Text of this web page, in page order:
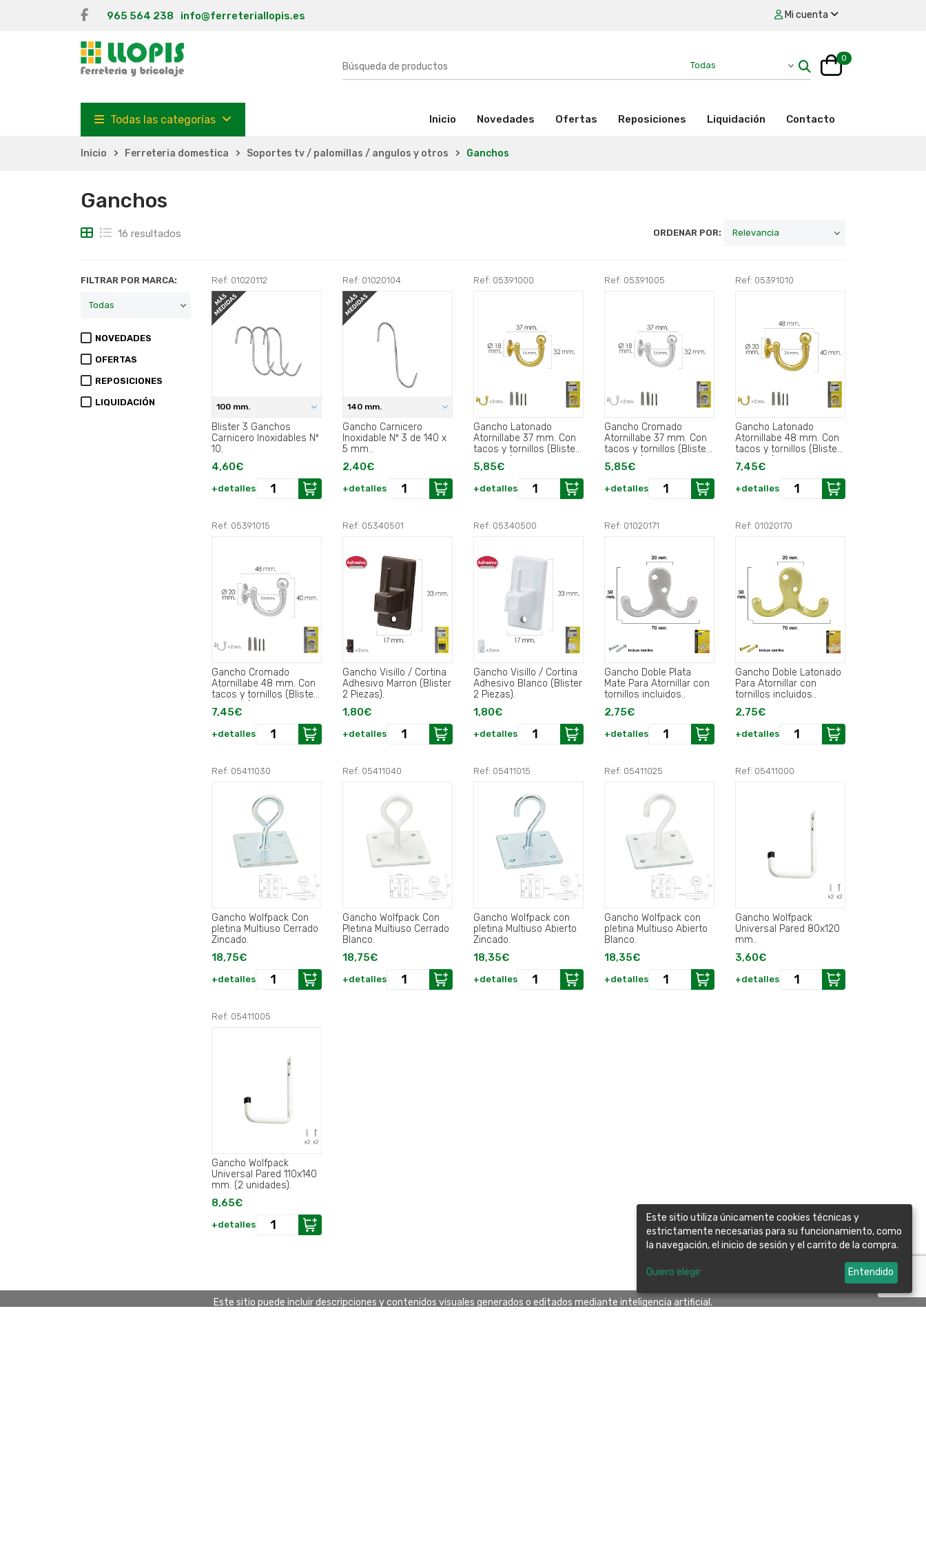
965 564 238 info@ferreteriallopis.es Mi cuenta
0
Todas las categorías Inicio (activo)Novedades Ofertas Reposiciones Liquidación Contacto
Inicio Ferreteria domestica Soportes tv / palomillas / angulos y otros Ganchos
Ganchos
16 resultados ORDENAR POR:
FILTRAR POR MARCA:
NOVEDADES
OFERTAS
REPOSICIONES
LIQUIDACIÓN
Ref: 01020112
100 mm.
Blister 3 Ganchos
Carnicero Inoxidables Nº
10.
4,60€
+detalles
Ref: 01020104
140 mm.
Gancho Carnicero
Inoxidable Nº 3 de 140 x
5 mm..
2,40€
+detalles
Ref: 05391000
Gancho Latonado
Atornillabe 37 mm. Con
tacos y tornillos (Blister
2 piezas).
5,85€
+detalles
Ref: 05391005
Gancho Cromado
Atornillabe 37 mm. Con
tacos y tornillos (Blister
2 piezas).
5,85€
+detalles
Ref: 05391010
Gancho Latonado
Atornillabe 48 mm. Con
tacos y tornillos (Blister
2 piezas).
7,45€
+detalles
Ref: 05391015
Gancho Cromado
Atornillabe 48 mm. Con
tacos y tornillos (Blister
2 piezas).
7,45€
+detalles
Ref: 05340501
Gancho Visillo / Cortina
Adhesivo Marron (Blister
2 Piezas).
1,80€
+detalles
Ref: 05340500
Gancho Visillo / Cortina
Adhesivo Blanco (Blister
2 Piezas).
1,80€
+detalles
Ref: 01020171
Gancho Doble Plata
Mate Para Atornillar con
tornillos incluidos..
2,75€
+detalles
Ref: 01020170
Gancho Doble Latonado
Para Atornillar con
tornillos incluidos..
2,75€
+detalles
Ref: 05411030
Gancho Wolfpack Con
pletina Multiuso Cerrado
Zincado.
18,75€
+detalles
Ref: 05411040
Gancho Wolfpack Con
Pletina Multiuso Cerrado
Blanco.
18,75€
+detalles
Ref: 05411015
Gancho Wolfpack con
pletina Multiuso Abierto
Zincado.
18,35€
+detalles
Ref: 05411025
Gancho Wolfpack con
pletina Multiuso Abierto
Blanco.
18,35€
+detalles
Ref: 05411000
Gancho Wolfpack
Universal Pared 80x120
mm..
3,60€
+detalles
Ref: 05411005
Gancho Wolfpack
Universal Pared 110x140
mm. (2 unidades).
8,65€
+detalles
Este sitio puede incluir descripciones y contenidos visuales generados o editados mediante inteligencia artificial.
Este sitio utiliza únicamente cookies técnicas y
estrictamente necesarias para su funcionamiento, como
la navegación, el inicio de sesión y el carrito de la compra.
Quiero elegir Entendido